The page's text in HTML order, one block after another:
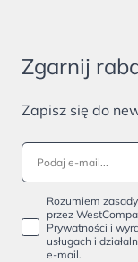
Zgarnij
Zapisz się do
Rozumiem
przez
Prywatności i
usługach i
e-mail.